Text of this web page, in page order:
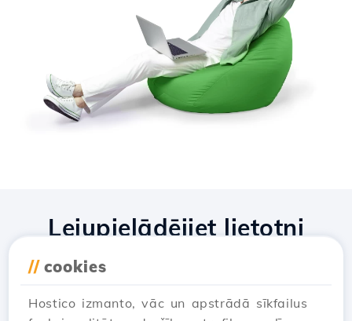
// cookies
Hostico izmanto, vāc un apstrādā sīkfailus
Lejupielādējiet lietotni